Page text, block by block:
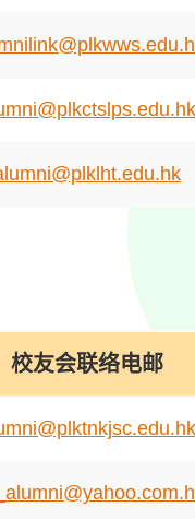
校友会联络电邮